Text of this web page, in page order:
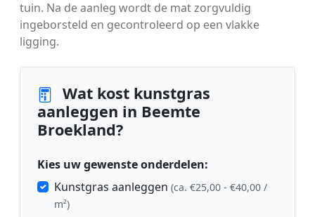
tuin. Na de aanleg wordt de mat zorgvuldig
ingeborsteld en gecontroleerd op een vlakke
ligging.
Wat kost kunstgras
aanleggen in Beemte
Broekland?
Kies uw gewenste onderdelen:
Kunstgras aanleggen (ca. €25,00 - €40,00 /
m²)